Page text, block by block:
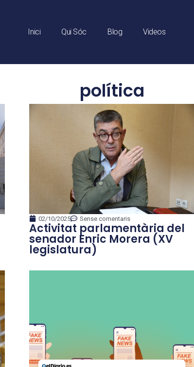
Inici Qui Sóc Blog Videos
política
02/10/2025 Sense comentaris
Activitat parlamentària del
senador Enric Morera (XV
legislatura)